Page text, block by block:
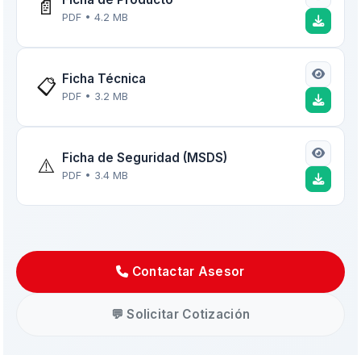
📄 PDF • 4.2 MB
📋 Ficha Técnica
PDF • 3.2 MB
⚠️ Ficha de Seguridad (MSDS)
PDF • 3.4 MB
Contactar Asesor
💬 Solicitar Cotización